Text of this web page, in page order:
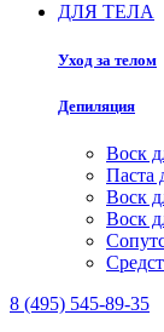
ДЛЯ ТЕЛА
Уход за телом
Депиляция
Воск
Паста
Воск
Воск
8 (495) 545-89-35